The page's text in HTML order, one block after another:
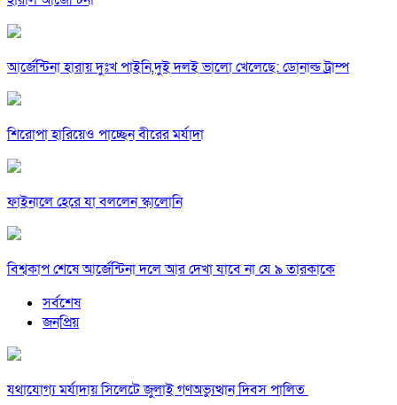
আর্জেন্টিনা হারায় দুঃখ পাইনি,দুই দলই ভালো খেলেছে: ডোনাল্ড ট্রাম্প
শিরোপা হারিয়েও পাচ্ছেন বীরের মর্যাদা
ফাইনালে হেরে যা বললেন স্কালোনি
বিশ্বকাপ শেষে আর্জেন্টিনা দলে আর দেখা যাবে না যে ৯ তারকাকে
সর্বশেষ
জনপ্রিয়
যথাযোগ্য মর্যাদায় সিলেটে জুলাই গণঅভ্যুত্থান দিবস পালিত